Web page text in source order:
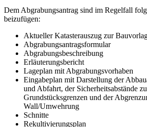
Dem Abgrabungsantrag sind im Regelfall
beizufügen:
Aktueller Katasterauszug zur
Abgrabungsantragsformular
Abgrabungsbeschreibung
Erläuterungsbericht
Lageplan mit Abgrabungsvorhaben
Eingabeplan mit Darstellung der
und Abfahrt, der Sicherheitsabstände
Grundstücksgrenzen und der
Wall/Umwehrung
Schnitte
Rekultivierungsplan